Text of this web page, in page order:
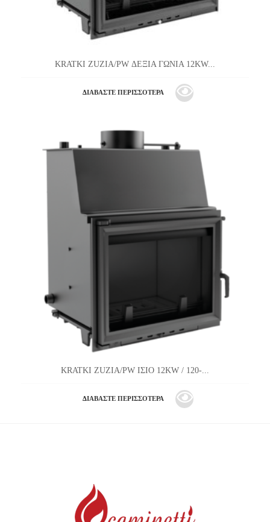
KRATKI ZUZIA/PW ΔΕΞΙΑ ΓΩΝΙΑ 12KW...
ΔΙΑΒΆΣΤΕ ΠΕΡΙΣΣΌΤΕΡΑ
KRATKI ZUZIA/PW ΙΣΙΟ 12KW / 120-...
ΔΙΑΒΆΣΤΕ ΠΕΡΙΣΣΌΤΕΡΑ